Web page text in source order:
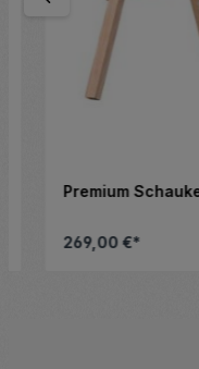
Premium
269,00 €*